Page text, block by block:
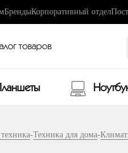
БрендыКорпоративный отдел
товаров
Планшеты
-Техника для дома-